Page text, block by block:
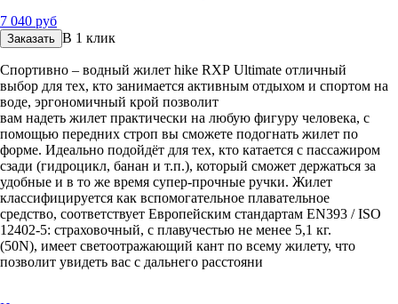
7 040 руб
Заказать В 1 клик
Спортивно – водный жилет hike RXP Ultimate отличный
выбор для тех, кто занимается активным отдыхом и спортом на
воде, эргономичный крой позволит
вам надеть жилет практически на любую фигуру человека, с
помощью передних строп вы сможете подогнать жилет по
форме. Идеально подойдёт для тех, кто катается с пассажиром
сзади (гидроцикл, банан и т.п.), который сможет держаться за
удобные и в то же время супер-прочные ручки. Жилет
классифицируется как вспомогательное плавательное
средство, соответствует Европейским стандартам EN393 / ISO
12402-5: страховочный, с плавучестью не менее 5,1 кг.
(50N), имеет светоотражающий кант по всему жилету, что
позволит увидеть вас с дальнего расстояни